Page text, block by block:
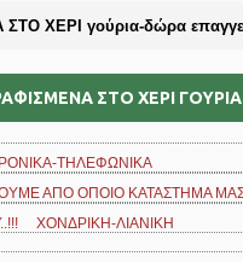
ΧΕΡΙ γούρια-δώρα
ΣΤΟ ΧΕΡΙ
ΤΗΛΕΦΩΝΙΚΑ
ΑΠΟ ΟΠΟΙΟ ΚΑΤΑΣΤΗΜΑ
ΧΟΝΔΡΙΚΗ-ΛΙΑΝΙΚΗ